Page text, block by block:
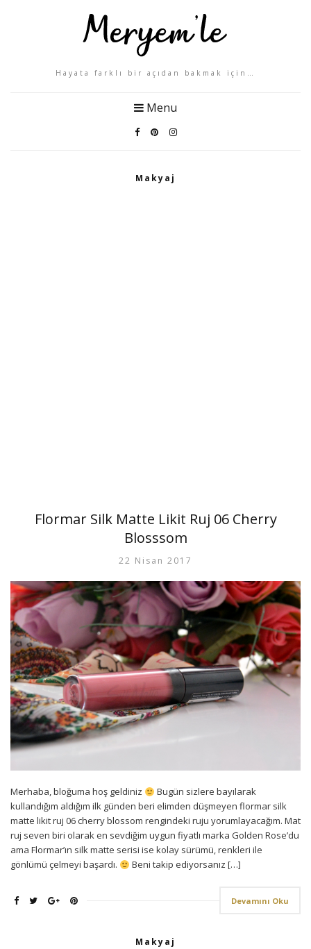
Hayata farklı bir açıdan bakmak için…
Menu
Makyaj
Flormar Silk Matte Likit Ruj 06 Cherry
Blosssom
22 Nisan 2017
Merhaba, bloğuma hoş geldiniz
Bugün sizlere bayılarak
kullandığım aldığım ilk günden beri elimden düşmeyen flormar silk
matte likit ruj 06 cherry blossom rengindeki ruju yorumlayacağım. Mat
ruj seven biri olarak en sevdiğim uygun fiyatlı marka Golden Rose’du
ama Flormar’ın silk matte serisi ise kolay sürümü, renkleri ile
gönlümü çelmeyi başardı.
Beni takip ediyorsanız […]
Devamını Oku
Makyaj